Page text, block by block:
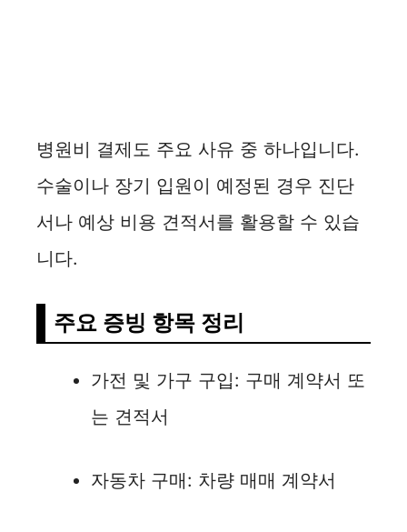
병원비 결제도 주요 사유 중 하나입니다.
수술이나 장기 입원이 예정된 경우 진단
서나 예상 비용 견적서를 활용할 수 있습
니다.
주요 증빙 항목 정리
가전 및 가구 구입: 구매 계약서 또
는 견적서
자동차 구매: 차량 매매 계약서